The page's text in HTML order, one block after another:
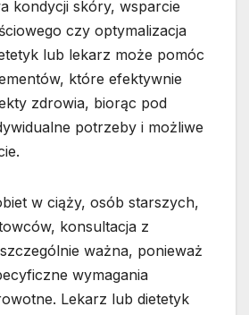
kondycji skóry, wsparcie
czy optymalizacja
lub lekarz może pomóc
które efektywnie
zdrowia, biorąc pod
potrzeby i możliwe
w ciąży, osób starszych,
konsultacja z
ważna, ponieważ
wymagania
Lekarz lub dietetyk